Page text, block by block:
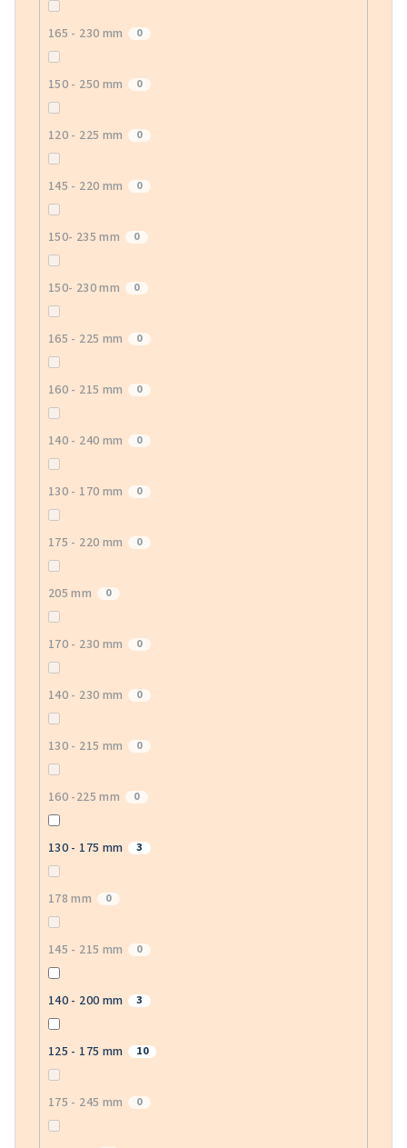
165 - 230 mm 0
150 - 250 mm 0
120 - 225 mm 0
145 - 220 mm 0
150- 235 mm 0
150- 230 mm 0
165 - 225 mm 0
160 - 215 mm 0
140 - 240 mm 0
130 - 170 mm 0
175 - 220 mm 0
205 mm 0
170 - 230 mm 0
140 - 230 mm 0
130 - 215 mm 0
160 -225 mm 0
130 - 175 mm 3
178 mm 0
145 - 215 mm 0
140 - 200 mm 3
125 - 175 mm 10
175 - 245 mm 0